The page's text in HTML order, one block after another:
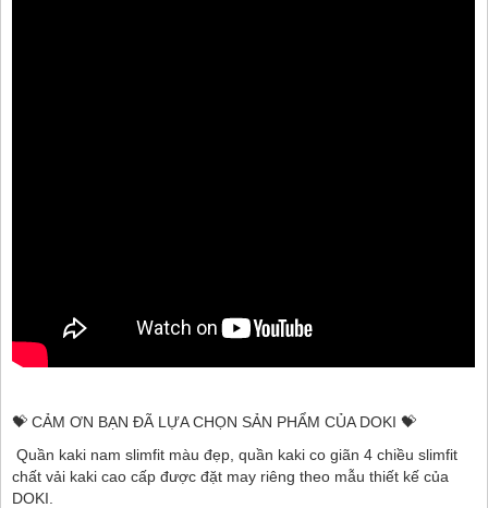
💝 CẢM ƠN BẠN ĐÃ LỰA CHỌN SẢN PHẨM CỦA DOKI 💝
Quần kaki nam slimfit màu đẹp, quần kaki co giãn 4 chiều slimfit
chất vải kaki cao cấp được đặt may riêng theo mẫu thiết kế của
DOKI.